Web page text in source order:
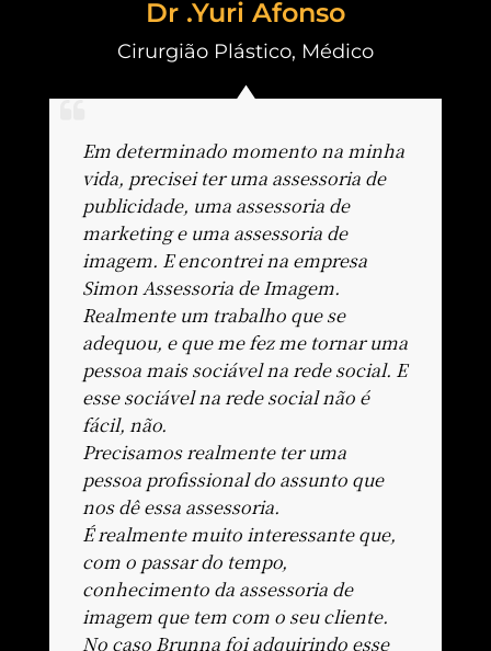
Dr .Yuri Afonso
Cirurgião Plástico, Médico
Em determinado momento na minha
vida, precisei ter uma assessoria de
publicidade, uma assessoria de
marketing e uma assessoria de
imagem. E encontrei na empresa
Simon Assessoria de Imagem.
Realmente um trabalho que se
adequou, e que me fez me tornar uma
pessoa mais sociável na rede social. E
esse sociável na rede social não é
fácil, não.
Precisamos realmente ter uma
pessoa profissional do assunto que
nos dê essa assessoria.
É realmente muito interessante que,
com o passar do tempo,
conhecimento da assessoria de
imagem que tem com o seu cliente.
No caso Brunna foi adquirindo esse